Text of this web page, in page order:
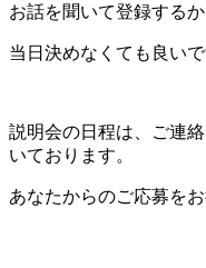
お話を聞いて登録する
当日決めなくても良いで
説明会の日程は、ご連
いております。
あなたからのご応募を